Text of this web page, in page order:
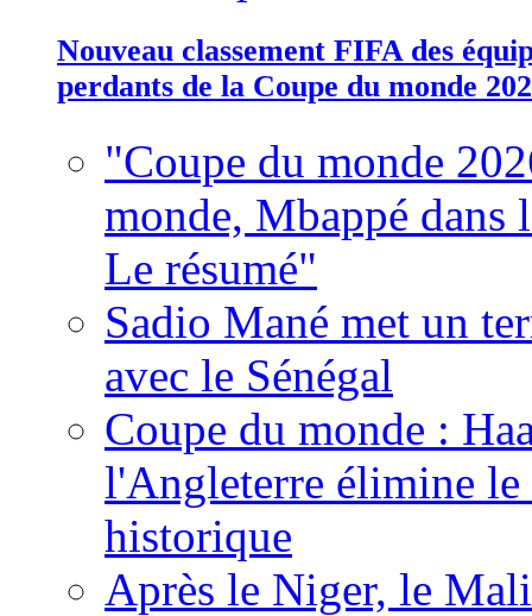
Nouveau classement FIFA des
perdants de la Coupe du monde
"Coupe du monde
monde, Mbappé dans
Le résumé"
Sadio Mané met un
avec le Sénégal
Coupe du monde :
l'Angleterre élimine
historique
Après le Niger, le